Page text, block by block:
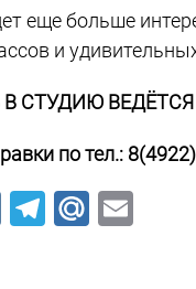
еще больше
и
СТУДИЮ
по тел.:
VK Telegram
Mail.Ru